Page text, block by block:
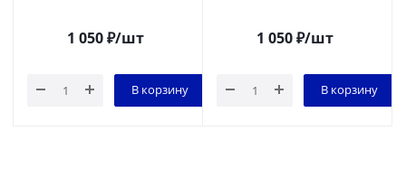
1 050₽/шт
В корзину
1 050₽/шт
В корзину